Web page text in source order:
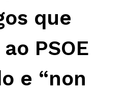
que
PSOE
e “non